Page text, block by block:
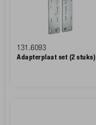
131.6093
Adapterplaat set (2 stuks)